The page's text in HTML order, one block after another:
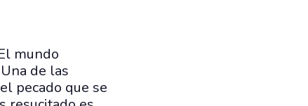
mundo
de las
pecado que se